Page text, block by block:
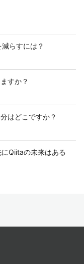
らすには？
すか？
はどこですか？
Qiitaの未来はある